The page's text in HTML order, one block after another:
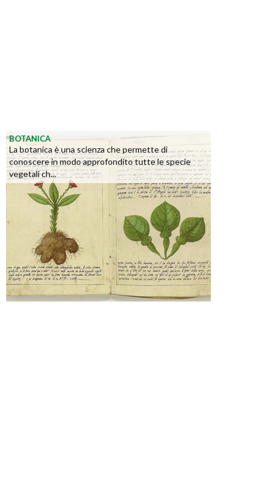
BOTANICA
La botanica è una scienza che permette di
conoscere in modo approfondito tutte le specie
vegetali ch...